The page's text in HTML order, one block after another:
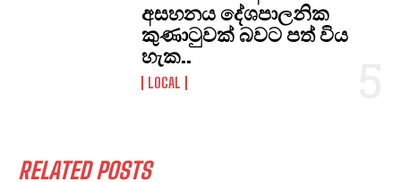
අසහනය දේශපාලනික
කුණාටුවක් බවට පත් විය
හැක..
LOCAL
RELATED POSTS